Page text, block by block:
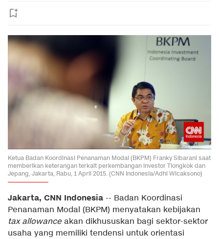
Ketua Badan Koordinasi Penanaman Modal (BKPM) Franky Sibarani saat
memberikan keterangan terkait perkembangan investor Tiongkok dan
Jepang, Jakarta, Rabu, 1 April 2015. (CNN Indonesia/Adhi Wicaksono)
Jakarta, CNN Indonesia -- Badan Koordinasi
Penanaman Modal (BKPM) menyatakan kebijakan
tax allowance akan dikhususkan bagi sektor-sektor
usaha yang memiliki tendensi untuk orientasi